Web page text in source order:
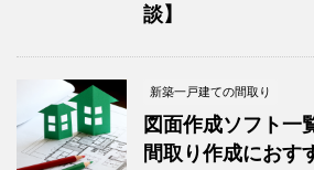
談】
新築一戸建ての間取り
図面作成ソフト一
間取り作成におす